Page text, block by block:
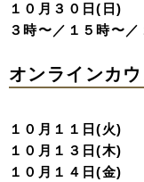
１０月３０日(日)
３時〜／１５時〜
オンラインカ
１０月１１日(火)
１０月１３日(木)
１０月１４日(金)